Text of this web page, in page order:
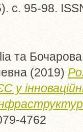
с. 95-98.
та
(2019)
у
4762